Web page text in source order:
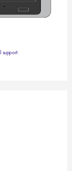
support: